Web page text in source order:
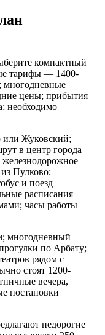
компактный
тарифы — 1400-
многодневные
цены; прибытия
необходимо
или Жуковский;
в центр города
Пулково;
и поезд
расписания
часы работы
многодневный
по Арбату;
рядом с
стоят 1200-
вечера,
постановки
недорогие